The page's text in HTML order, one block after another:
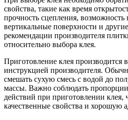
свойства, такие как время
прочность сцепления, возможность
вертикальные поверхности и
рекомендации производителя
относительно выбора клея.
Приготовление клея производится
инструкцией производителя.
смешать сухую смесь с водой до
массы. Важно соблюдать пропорции
действий при приготовлении клея,
качественные свойства и хорошую